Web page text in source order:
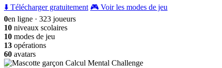
⬇️ Télécharger gratuitement 🎮 Voir les modes de jeu
0en ligne · 323 joueurs
10 niveaux scolaires
10 modes de jeu
13 opérations
60 avatars